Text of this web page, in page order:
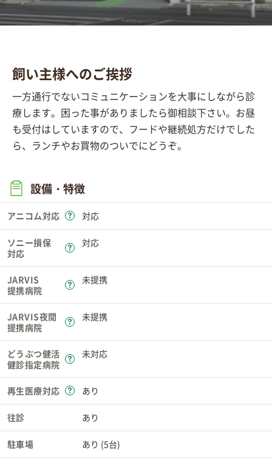
飼い主様へのご挨拶
一方通行でないコミュニケーションを大事にしながら診
療します。困った事がありましたら御相談下さい。お昼
も受付はしていますので、フードや継続処方だけでした
ら、ランチやお買物のついでにどうぞ。
設備・特徴
アニコム対応 対応
ソニー損保
対応
対応
JARVIS
提携病院
未提携
JARVIS夜間
提携病院
未提携
どうぶつ健活
健診指定病院
未対応
再生医療対応 あり
往診 あり
駐車場 あり (5台)